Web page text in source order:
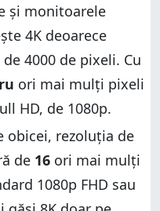
și monitoarele
4K deoarece
4000 de pixeli. Cu
ori mai mulți pixeli
HD, de 1080p.
obicei, rezoluția de
de 16 ori mai mulți
1080p FHD sau